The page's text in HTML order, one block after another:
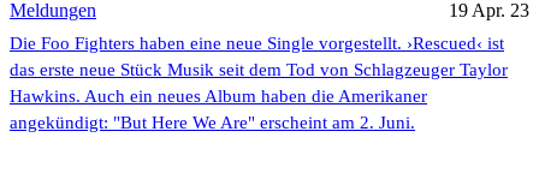
Meldungen 19 Apr. 23
Die Foo Fighters haben eine neue Single vorgestellt. ›Rescued‹ ist
das erste neue Stück Musik seit dem Tod von Schlagzeuger Taylor
Hawkins. Auch ein neues Album haben die Amerikaner
angekündigt: "But Here We Are" erscheint am 2. Juni.